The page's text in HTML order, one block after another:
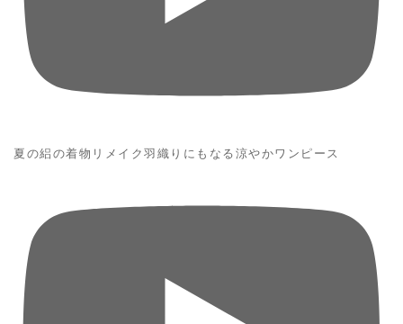
夏の絽の着物リメイク羽織りにもなる涼やかワンピース